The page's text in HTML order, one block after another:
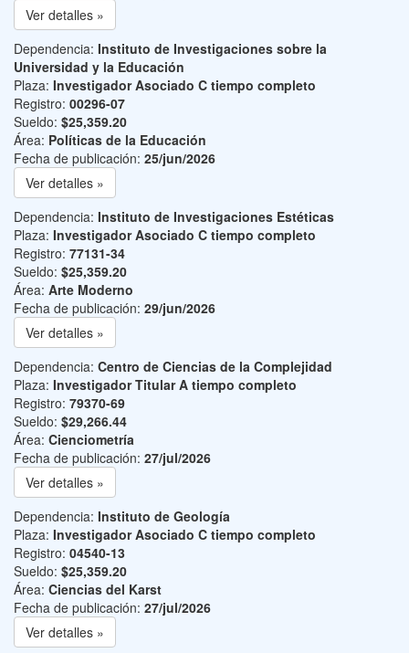
Ver detalles »
Dependencia: Instituto de Investigaciones sobre la
Universidad y la Educación
Plaza: Investigador Asociado C tiempo completo
Registro: 00296-07
Sueldo: $25,359.20
Área: Políticas de la Educación
Fecha de publicación: 25/jun/2026
Ver detalles »
Dependencia: Instituto de Investigaciones Estéticas
Plaza: Investigador Asociado C tiempo completo
Registro: 77131-34
Sueldo: $25,359.20
Área: Arte Moderno
Fecha de publicación: 29/jun/2026
Ver detalles »
Dependencia: Centro de Ciencias de la Complejidad
Plaza: Investigador Titular A tiempo completo
Registro: 79370-69
Sueldo: $29,266.44
Área: Cienciometría
Fecha de publicación: 27/jul/2026
Ver detalles »
Dependencia: Instituto de Geología
Plaza: Investigador Asociado C tiempo completo
Registro: 04540-13
Sueldo: $25,359.20
Área: Ciencias del Karst
Fecha de publicación: 27/jul/2026
Ver detalles »